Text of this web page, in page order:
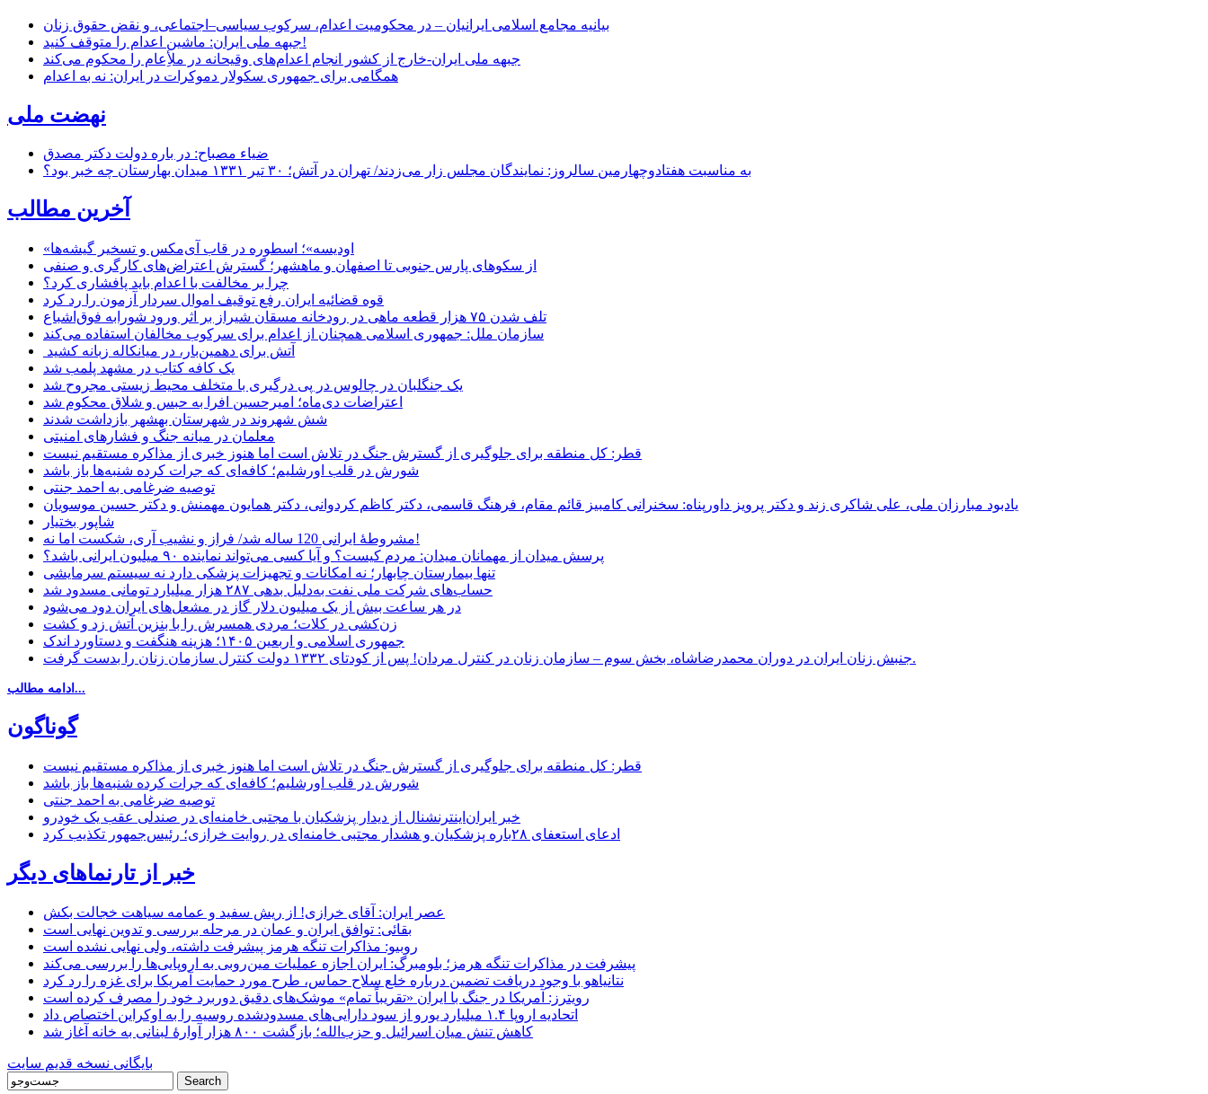
بیانیه مجامع اسلامی ایرانیان – در محکومیت اعدام، سرکوب سیاسی–اجتماعی، و نقض حقوق زنان
جبهه ملی ایران: ماشین اعدام را متوقف کنید!
جبهه ملی ایران-خارج از کشور انجام اعدام‌های وقیحانه در ملأِعام را محکوم می‌کند
همگامی برای جمهوری سکولار دموکرات در ایران: نه به اعدام
نهضت ملی
ضیاء مصباح: در باره دولت دکتر مصدق
به مناسبت هفتادوچهارمین سالروز: نمایندگان مجلس زار می‌زدند/ تهران در آتش؛ ۳۰ تیر ۱۳۳۱ میدان بهارستان چه خبر بود؟
آخرین مطالب
«اودیسه»؛ اسطوره در قاب آی‌مکس و تسخیر گیشه‌ها
از سکوهای پارس جنوبی تا اصفهان و ماهشهر؛ گسترش اعتراض‌های کارگری و صنفی
چرا بر مخالفت با اعدام باید پافشاری کرد؟
قوه قضائیه ایران رفع توقیف اموال سردار آزمون را رد کرد
تلف شدن ۷۵ هزار قطعه ماهی در رودخانه مسقان شیراز بر اثر ورود شورابه فوق‌اشباع
سازمان ملل: جمهوری اسلامی همچنان از اعدام برای سرکوب مخالفان استفاده می‌کند
آتش برای دهمین‌بار، در میانکاله زبانه کشید
یک کافه کتاب در مشهد پلمب شد
یک جنگلبان در چالوس در پی درگیری با متخلف محیط زیستی مجروح شد
اعتراضات دی‌ماه؛ امیرحسین افرا به حبس و شلاق محکوم شد
شش شهروند در شهرستان بهشهر بازداشت شدند
معلمان در میانه جنگ و فشارهای امنیتی
قطر: کل منطقه برای جلوگیری از گسترش جنگ در تلاش است اما هنوز خبری از مذاکره مستقیم نیست
شورش در قلب اورشلیم؛ کافه‌ای که جرات کرده شنبه‌ها باز باشد
توصیه ضرغامی به احمد جنتی
یادبود مبارزان ملی، علی شاکری زند و دکتر پرویز داورپناه: سخنرانی کامبیز قائم مقام، فرهنگ قاسمی، دکتر کاظم کردوانی، دکتر همایون مهمنش و دکتر حسین موسویان
شاپور بختیار
مشروطۀ ایرانی 120 ساله شد/ فراز و نشیب آری، شکست اما نه!
پرسش میدان از مهمانان میدان: مردم کیست؟ و آیا کسی می‌تواند نماینده ۹۰ میلیون ایرانی باشد؟
تنها بیمارستان چابهار؛ نه امکانات و تجهیزات پزشکی دارد نه سیستم سرمایشی
حساب‌های شرکت ملی نفت به‌دلیل بدهی ۲۸۷ هزار میلیارد تومانی مسدود شد
در هر ساعت بیش از یک میلیون دلار گاز در مشعل‌های ایران دود می‌شود
زن‌کشی در کلات؛ مردی همسرش را با بنزین آتش زد و کشت
جمهوری اسلامی و اربعین ۱۴۰۵؛ هزینه هنگفت و دستاورد اندک
جنبش زنان ایران در دوران محمدرضاشاه، بخش سوم – سازمان زنان در کنترل مردان! پس از کودتای ۱۳۳۲ دولت کنترل سازمان زنان را بدست گرفت.
ادامه مطالب...
گوناگون
قطر: کل منطقه برای جلوگیری از گسترش جنگ در تلاش است اما هنوز خبری از مذاکره مستقیم نیست
شورش در قلب اورشلیم؛ کافه‌ای که جرات کرده شنبه‌ها باز باشد
توصیه ضرغامی به احمد جنتی
خبر ایران‌اینترنشنال از دیدار پزشکیان با مجتبی خامنه‌ای در صندلی عقب یک خودرو
ادعای استعفای ۲۸باره پزشکیان و هشدار مجتبی خامنه‌ای در روایت خرازی؛ رئیس‌جمهور تکذیب کرد
خبر از تارنماهای دیگر
عصر ایران: آقای خرازی! از ریش سفید و عمامه سیاهت خجالت بکش
بقائی: توافق ایران و عمان در مرحله بررسی و تدوین نهایی است
روبیو: مذاکرات تنگه هرمز پیشرفت داشته، ولی نهایی نشده است
پیشرفت در مذاکرات تنگه هرمز؛ بلومبرگ: ایران اجازه عملیات مین‌روبی به اروپایی‌ها را بررسی می‌کند
نتانیاهو با وجود دریافت تضمین درباره خلع سلاح حماس، طرح مورد حمایت آمریکا برای غزه را رد کرد
رویترز: آمریکا در جنگ با ایران «تقریباً تمام» موشک‌های دقیق دوربرد خود را مصرف کرده است
اتحادیه اروپا ۱.۴ میلیارد یورو از سود دارایی‌های مسدودشده روسیه را به اوکراین ‏اختصاص داد
کاهش تنش میان اسرائیل و حزب‌الله؛ بازگشت ۸۰۰ هزار آوارۀ لبنانی به خانه‌ آغاز شد
بایگانی نسخه قدیم سایت